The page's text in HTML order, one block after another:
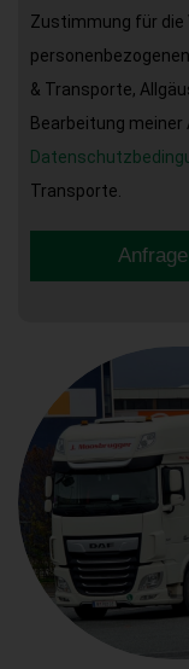
Zustimmung für die
& Transporte,
Bearbeitung meiner
Transporte.